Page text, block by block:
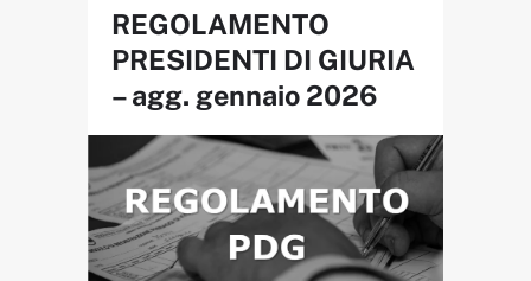
REGOLAMENTO
PRESIDENTI DI GIURIA
– agg. gennaio 2026